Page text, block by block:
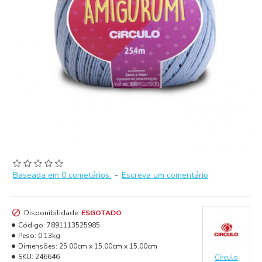
Baseada em 0 cometários. - Escreva um comentário
Disponibilidade: ESGOTADO
Código: 7891113525985
Peso: 0.13kg
Dimensões: 25.00cm x 15.00cm x 15.00cm
SKU: 246646 Círculo